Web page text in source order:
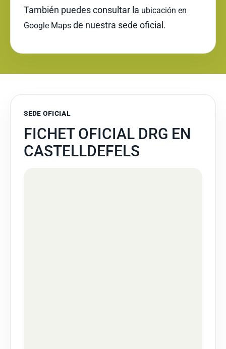
También puedes consultar la ubicación en
Google Maps de nuestra sede oficial.
SEDE OFICIAL
FICHET OFICIAL DRG EN
CASTELLDEFELS